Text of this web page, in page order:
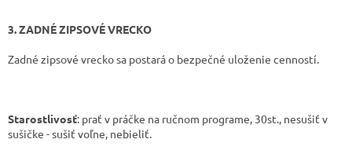
3. ZADNÉ ZIPSOVÉ VRECKO
Zadné zipsové vrecko sa postará o bezpečné uloženie cenností.
Starostlivosť: prať v práčke na ručnom programe, 30st., nesušiť v
sušičke - sušiť voľne, nebieliť.